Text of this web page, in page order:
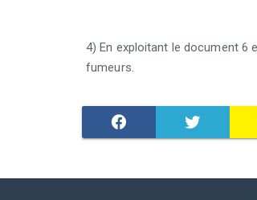
4) En exploitant le document 6
fumeurs.